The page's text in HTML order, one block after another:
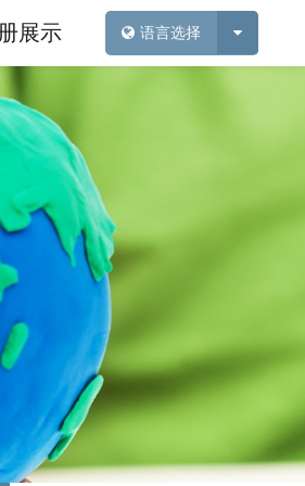
语言选择
雪花泥
闻
展示